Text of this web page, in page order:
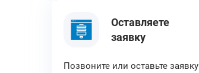
Оставляете
заявку
Позвоните или оставьте заявку